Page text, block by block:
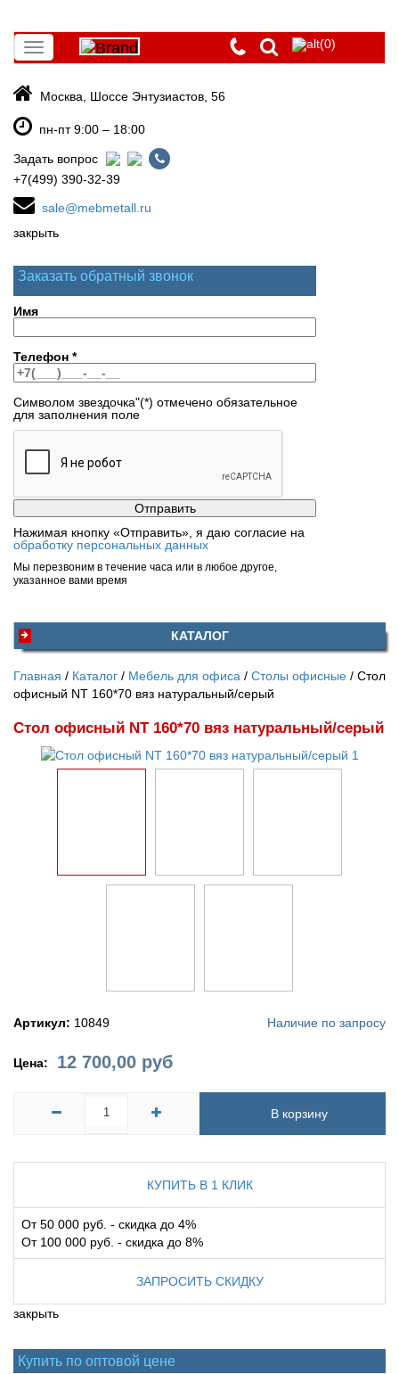
Toggle
navigation
(0)
Москва, Шоссе Энтузиастов, 56
пн-пт 9:00 – 18:00
Задать вопрос
+7(499) 390-32-39
sale@mebmetall.ru
закрыть
Заказать обратный звонок
Имя
Телефон *
Символом звездочка"(*) отмечено обязательное
для заполнения поле
Нажимая кнопку «Отправить», я даю согласие на
обработку персональных данных
Мы перезвоним в течение часа или в любое другое,
указанное вами время
КАТАЛОГ
Главная Каталог Мебель для офиса Столы офисные
Стол
офисный NT 160*70 вяз натуральный/серый
Стол офисный NT 160*70 вяз натуральный/серый
Артикул: 10849 Наличие по запросу
Цена: 12 700,00 руб
В корзину
КУПИТЬ В 1 КЛИК
От 50 000 руб. - скидка до 4%
От 100 000 руб. - скидка до 8%
ЗАПРОСИТЬ СКИДКУ
закрыть
Купить по оптовой цене